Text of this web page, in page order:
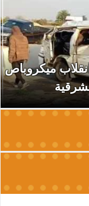
في انقلاب ميكروباص